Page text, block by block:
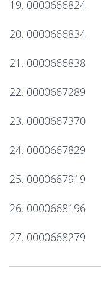
19. 0000666824
20. 0000666834
21. 0000666838
22. 0000667289
23. 0000667370
24. 0000667829
25. 0000667919
26. 0000668196
27. 0000668279